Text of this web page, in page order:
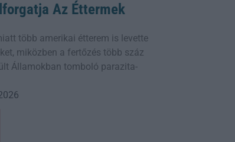
Az Éttermek
több amerikai étterem is levette
miközben a fertőzés több száz
Államokban tomboló parazita-